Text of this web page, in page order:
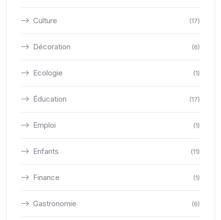
Culture (17)
Décoration (6)
Ecologie (1)
Éducation (17)
Emploi (1)
Enfants (11)
Finance (1)
Gastronomie (6)